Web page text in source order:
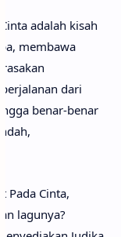
adalah kisah
membawa
dari
benar-benar
Pada Cinta,
lagunya?